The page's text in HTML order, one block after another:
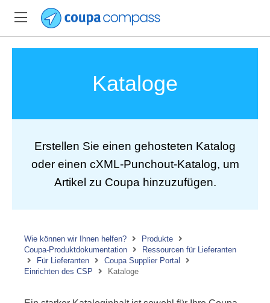
Kataloge
Erstellen Sie einen gehosteten Katalog
oder einen cXML-Punchout-Katalog, um
Artikel zu Coupa hinzuzufügen.
Wie können wir Ihnen helfen?
Produkte
Coupa-Produktdokumentation
Ressourcen für Lieferanten
Für Lieferanten
Coupa Supplier Portal
Einrichten des CSP
Kataloge